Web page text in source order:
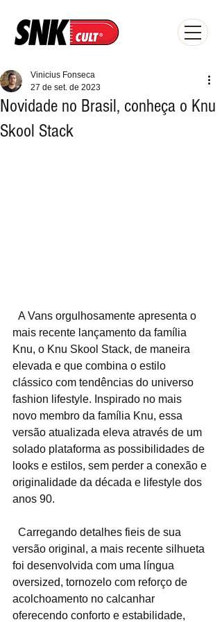
Novidade no Brasil, conheça o Knu
Skool Stack
Vinicius Fonseca
27 de set. de 2023
mais recente lançamento da família
Knu, o Knu Skool Stack, de maneira
elevada e que combina o estilo
clássico com tendências do universo
fashion lifestyle. Inspirado no mais
novo membro da família Knu, essa
versão atualizada eleva através de um
solado plataforma as possibilidades de
looks e estilos, sem perder a conexão e
originalidade da década e lifestyle dos
anos 90.
​​  Carregando detalhes fieis de sua
versão original, a mais recente silhueta
foi desenvolvida com uma língua
oversized, tornozelo com reforço de
acolchoamento no calcanhar
oferecendo conforto e estabilidade,